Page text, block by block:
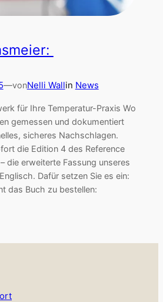
—vonNelli Wallin News
für Ihre Temperatur-Praxis Wo
gemessen und dokumentiert
sicheres Nachschlagen.
die Edition 4 des Reference
die erweiterte Fassung unseres
Dafür setzen Sie es ein:
das Buch zu bestellen: